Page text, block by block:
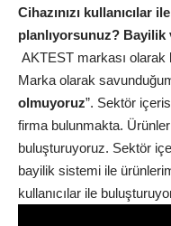
Cihazınızı kullanıcılar
planlıyorsunuz?
AKTEST markası
Marka olarak
olmuyoruz”. Sektör
firma bulunmakta.
buluşturuyoruz. Sektör
bayilik sistemi ile
kullanıcılar ile